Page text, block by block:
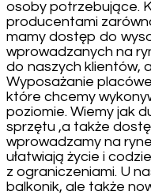
osoby potrzebujące.
producentami
mamy dostęp do
wprowadzanych na
do naszych klientów,
Wyposażanie
które chcemy
poziomie. Wiemy jak
sprzętu ,a także
wprowadzamy na
ułatwiają życie i
z ograniczeniami. U
balkonik, ale także